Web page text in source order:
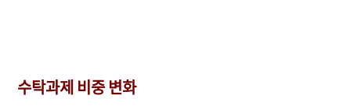
수탁과제 비중 변화